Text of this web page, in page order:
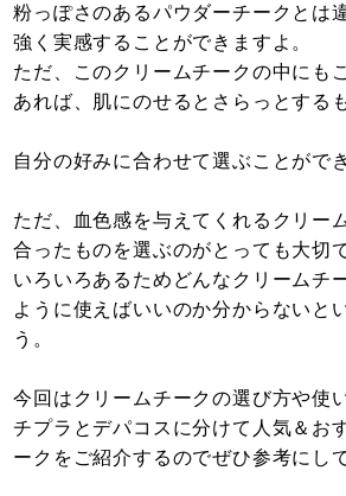
粉っぽさのあるパウダーチークとは
強く実感することができますよ。
ただ、このクリームチークの中にも
あれば、肌にのせるとさらっとする
自分の好みに合わせて選ぶことがで
ただ、血色感を与えてくれるクリー
合ったものを選ぶのがとっても大切
いろいろあるためどんなクリームチ
ように使えばいいのか分からないと
う。
今回はクリームチークの選び方や使
チプラとデパコスに分けて人気＆お
ークをご紹介するのでぜひ参考にし